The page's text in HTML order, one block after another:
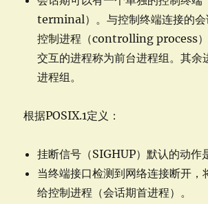
terminal）。与控制终端连接的会
控制进程（controlling process
交互的进程称为前台进程组。其余
进程组。
根据POSIX.1定义：
挂断信号（SIGHUP）默认的动作
当终端接口检测到网络连接断开，
给控制进程（会话期首进程）。